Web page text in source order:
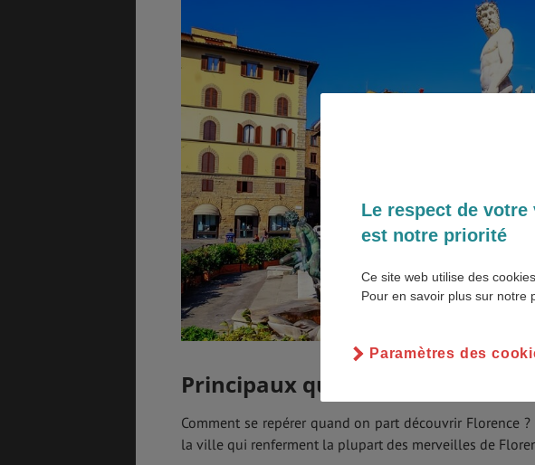
Principaux quartiers
Comment se repérer quand on part découvrir Florence
la ville qui renferment la plupart des merveilles de
Le respect de votre
est notre priorité
Ce site web utilise des
Pour en savoir plus sur notre
Paramètres des